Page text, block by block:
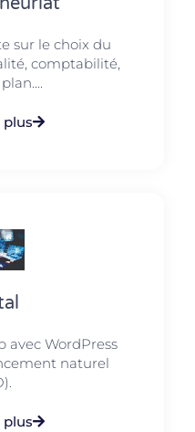
sur le choix du
comptabilité,
plus
avec WordPress
naturel
plus